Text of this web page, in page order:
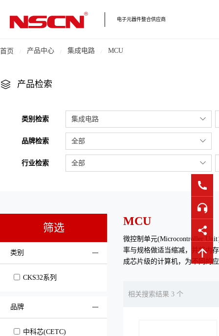
电子元器件整合供应商
首页 产品中心 集成电路 MCU
产品检索
类别检索 集成电路
品牌检索 全部
行业检索 全部
筛选
类别
CKS32系列
品牌
中科芯(CETC)
MCU
微控制单元(Microcontroller
率与规格做适当缩减，并将内
成芯片级的计算机，为不同的
相关搜索结果 3 个